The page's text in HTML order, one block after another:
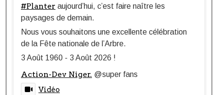
#Planter aujourd’hui, c’est faire naître les
paysages de demain.
Nous vous souhaitons une excellente célébration
de la Fête nationale de l’Arbre.
3 Août 1960 - 3 Août 2026 !
Action-Dev Niger. @super fans
Vidéo